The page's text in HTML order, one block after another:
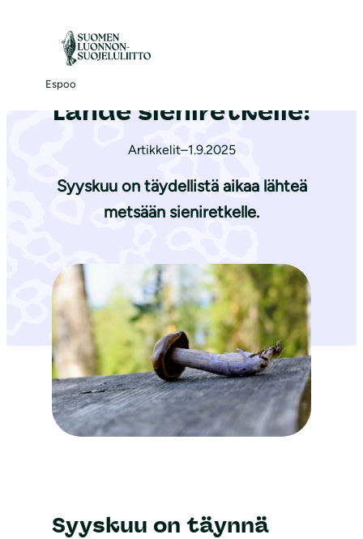
Espoo
Etusivu|Ajankohtaista
Lähde sieniretkelle!
Artikkelit–1.9.2025
Syyskuu on täydellistä aikaa lähteä
metsään sieniretkelle.
Syyskuu on täynnä